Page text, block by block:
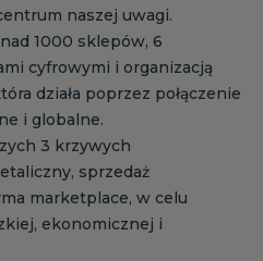
naszej uwagi.
1000 sklepów, 6
cyfrowymi i organizacją
działa poprzez połączenie
i globalne.
3 krzywych
sprzedaż
marketplace, w celu
ekonomicznej i